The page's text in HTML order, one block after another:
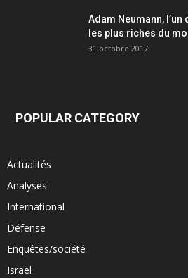
Adam Neumann,
les plus riches du
31 octobre 2017
POPULAR CATEGORY
Actualités
Analyses
International
Défense
Enquêtes/société
Israël